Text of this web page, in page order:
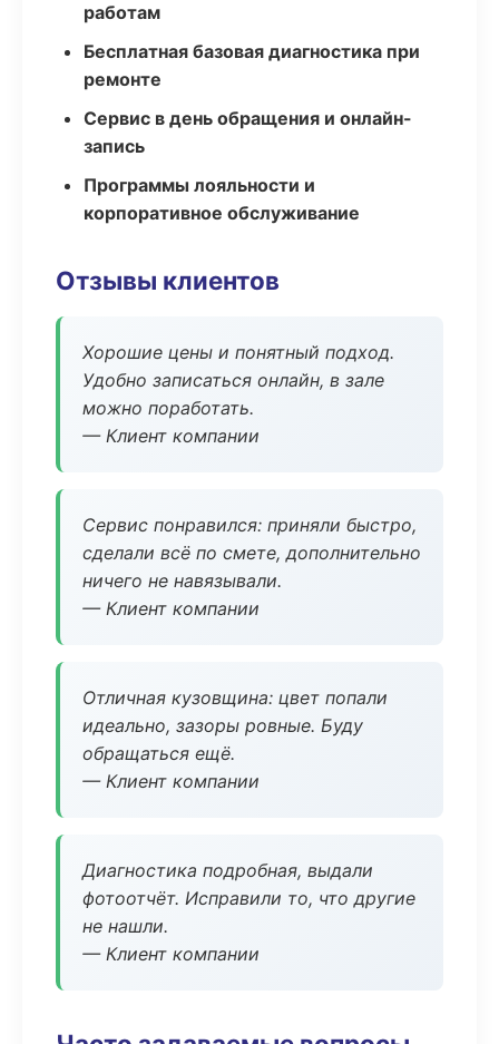
работам
Бесплатная базовая диагностика при
ремонте
Сервис в день обращения и онлайн-
запись
Программы лояльности и
корпоративное обслуживание
Отзывы клиентов
Хорошие цены и понятный подход.
Удобно записаться онлайн, в зале
можно поработать.
— Клиент компании
Сервис понравился: приняли быстро,
сделали всё по смете, дополнительно
ничего не навязывали.
— Клиент компании
Отличная кузовщина: цвет попали
идеально, зазоры ровные. Буду
обращаться ещё.
— Клиент компании
Диагностика подробная, выдали
фотоотчёт. Исправили то, что другие
не нашли.
— Клиент компании